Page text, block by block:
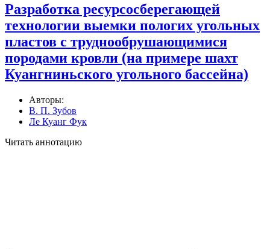
Разработка ресурсосберегающей
технологии выемки пологих угольных
пластов с труднообрушающимися
породами кровли (на примере шахт
Куангниньского угольного бассейна)
Авторы:
В. П. Зубов
Ле Куанг Фук
Читать аннотацию